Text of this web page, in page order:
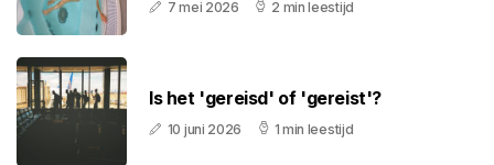
7 mei 2026 2 min leestijd
Is het 'gereisd' of 'gereist'?
10 juni 2026 1 min leestijd